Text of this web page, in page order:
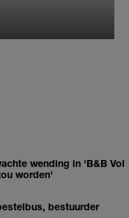
wending in 'B&B Vol
worden'
bestuurder